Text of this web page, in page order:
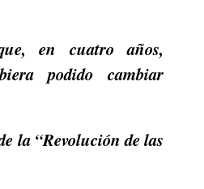
en cuatro años,
podido cambiar
la “Revolución de las